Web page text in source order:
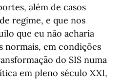
além de casos
regime, e que nos
que eu não acharia
normais, em condições
do SIS numa
em pleno século XXI,